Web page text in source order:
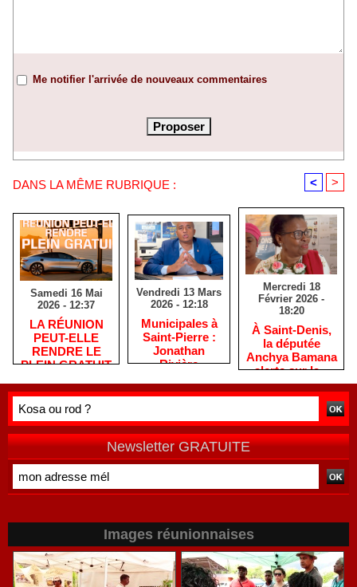
Me notifier l'arrivée de nouveaux commentaires
DANS LA MÊME RUBRIQUE : < >
Samedi 16 Mai
2026 - 12:37
​LA RÉUNION
PEUT-ELLE
RENDRE LE
PLEIN GRATUIT
Vendredi 13 Mars
2026 - 12:18
​Municipales à
Saint-Pierre :
Jonathan
Rivière
habitants après
de terrain
Mercredi 18
Février 2026 -
18:20
​À Saint-Denis,
la députée
Anchya Bamana
alerte sur la «
double peine »
vécue par
Newsletter GRATUITE
Images réunionnaises